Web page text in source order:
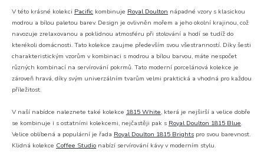
V této krásné kolekci Pacific kombinuje Royal Doulton nápadné vzory s klasickou
modrou a bílou paletou barev. Design je ovlivněn mořem a jeho okolní krajinou, což
navozuje zrelaxovanou a poklidnou atmosféru při stolování a hodí se tudíž do
kterékoli domácnosti. Tato kolekce zaujme především svou všestranností. Díky šesti
charakteristickým vzorům v kombinaci s modrou a bílou barvou, máte nespočet
různých kombinací na servírování pokrmů. Tato moderní porcelánová kolekce je
zároveň hravá, díky svým univerzálním tvarům velmi praktická a vhodná pro každou
příležitost.
V naší nabídce naleznete také kolekce 1815 White, která je nejširší a velice dobře
se kombinuje i s ostatními kolekcemi, nejčastěji pak s Royal Doulton 1815 Blue.
Velice oblíbená a populární je řada Royal Doulton 1815 Brights pro svou barevnost.
Klidná kolekce Coffee Studio nabízí servírování kávy v moderním stylu.